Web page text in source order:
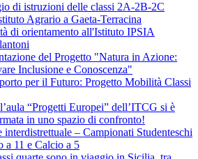
di istruzioni delle classi 2A-2B-2C
Agrario a Gaeta-Terracina
di orientamento all'Istituto IPSIA
del Progetto "Natura in Azione:
Inclusione e Conoscenza"
per il Futuro: Progetto Mobilità Classi
“Progetti Europei” dell’ITCG si è
in uno spazio di confronto!
interdistrettuale – Campionati Studenteschi
a 11 e Calcio a 5